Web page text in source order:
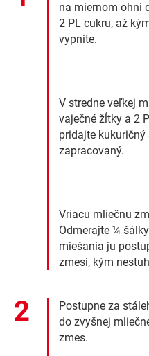
na miernom ohni
2 PL cukru, až
vypnite.
V stredne veľkej
vaječné žĺtky a 2
pridajte
zapracovaný.
Vriacu mliečnu
Odmerajte ¼
miešania ju
zmesi, kým
Postupne za
do zvyšnej
zmes.